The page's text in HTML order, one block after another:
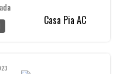
Casa Pia AC